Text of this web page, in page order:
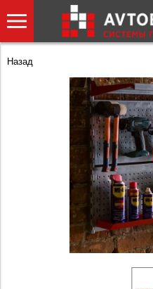
Назад